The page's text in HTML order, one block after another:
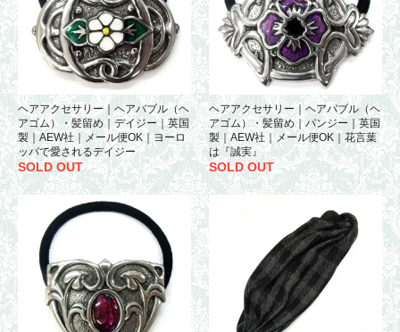
ヘアアクセサリー｜ヘアバブル（ヘ
アゴム）・髪留め｜デイジー｜英国
製｜AEW社｜メール便OK｜ヨーロ
ッパで愛されるデイジー
SOLD OUT
ヘアアクセサリー｜ヘアバブル（ヘ
アゴム）・髪留め｜パンジー｜英国
製｜AEW社｜メール便OK｜花言葉
は『誠実』
SOLD OUT